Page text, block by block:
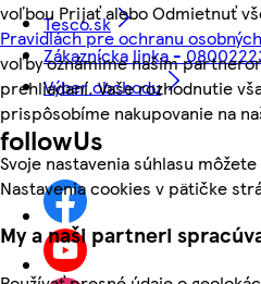
voľbou Prijať alebo Odmietnuť
Pravidlách pre ochranu
voľby oznámime našim
prehliadaní. Vaše rozhodnutie
prispôsobíme nakupovanie na
Svoje nastavenia súhlasu
Nastavenia cookies v pätičke
My a naši partneri
Tesco.sk
Zákaznícka linka -
Výber obchodu
followUs